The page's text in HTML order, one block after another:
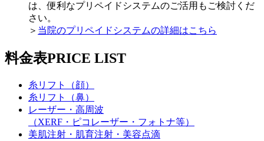
は、便利なプリペイドシステムのご活用もご検討くだ
さい。
＞ 当院のプリペイドシステムの詳細はこちら
料金表PRICE LIST
糸リフト（顔）
糸リフト（鼻）
レーザー・高周波
（XERF・ピコレーザー・フォトナ等）
美肌注射・肌育注射・美容点滴